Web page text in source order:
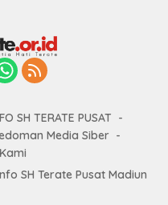
SH TERATE PUSAT
Media Siber
SH Terate Pusat Madiun